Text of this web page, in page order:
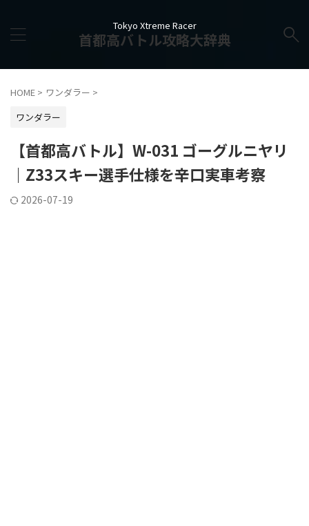
Tokyo Xtreme Racer
首都高バトル攻略大辞典
HOME > ワンダラー >
ワンダラー
【首都高バトル】W-031 ゴーグルニヤリ
｜Z33スキー選手仕様を辛口実車考察
2026-07-19